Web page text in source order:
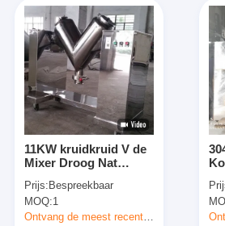
Producten
Over ons
Fabrieksreis
Kwaliteitscontrole
Contacteer ons
nieuws
11KW kruidkruid V de
Mixer Droog Nat
het Typepoeder het
Mengen Materiaal
Prijs: Bespreekbaar
MOQ:1
Ontvang de meest recente Prijs